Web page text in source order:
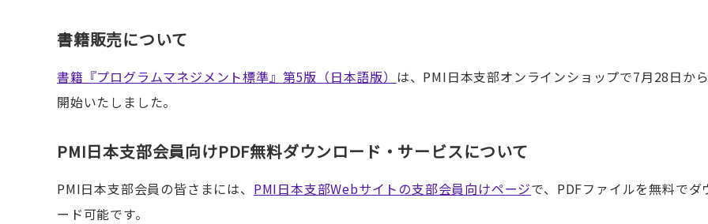
書籍販売について
書籍『プログラムマネジメント標準』第5版（日本語版） は、PMI日本支部オンラインショップで7月28日か
開始いたしました。
PMI日本支部会員向けPDF無料ダウンロード・サービスについて
PMI日本支部会員の皆さまには、 PMI日本支部Webサイトの支部会員向けページで、PDFファイルを無料でダ
ード可能です。